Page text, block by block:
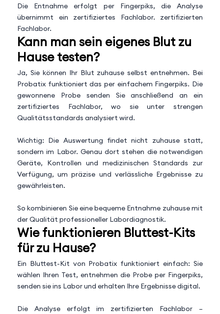
Die Entnahme erfolgt per Fingerpiks, die Analyse
übernimmt ein zertifiziertes Fachlabor. zertifizierten
Fachlabor.
Kann man sein eigenes Blut zu
Hause testen?
Ja, Sie können Ihr Blut zuhause selbst entnehmen. Bei
Probatix funktioniert das per einfachem Fingerpiks. Die
gewonnene Probe senden Sie anschließend an ein
zertifiziertes Fachlabor, wo sie unter strengen
Qualitätsstandards analysiert wird.
Wichtig: Die Auswertung findet nicht zuhause statt,
sondern im Labor. Genau dort stehen die notwendigen
Geräte, Kontrollen und medizinischen Standards zur
Verfügung, um präzise und verlässliche Ergebnisse zu
gewährleisten.
So kombinieren Sie eine bequeme Entnahme zuhause mit
der Qualität professioneller Labordiagnostik.
Wie funktionieren Bluttest-Kits
für zu Hause?
Ein Bluttest-Kit von Probatix funktioniert einfach: Sie
wählen Ihren Test, entnehmen die Probe per Fingerpiks,
senden sie ins Labor und erhalten Ihre Ergebnisse digital.
Die Analyse erfolgt im zertifizierten Fachlabor –